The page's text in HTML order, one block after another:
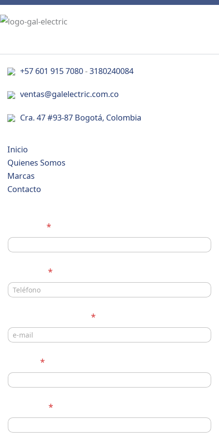
+57 601 915 7080-3180240084
ventas@galelectric.com.co
Cra. 47 #93-87 Bogotá, Colombia
Inicio
Quienes Somos
Marcas
Contacto
*
*
*
*
*